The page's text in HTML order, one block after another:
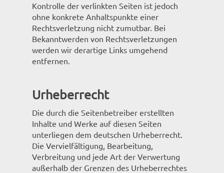
Kontrolle der verlinkten Seiten ist jedoch
ohne konkrete Anhaltspunkte einer
Rechtsverletzung nicht zumutbar. Bei
Bekanntwerden von Rechtsverletzungen
werden wir derartige Links umgehend
entfernen.
Urheberrecht
Die durch die Seitenbetreiber erstellten
Inhalte und Werke auf diesen Seiten
unterliegen dem deutschen Urheberrecht.
Die Vervielfältigung, Bearbeitung,
Verbreitung und jede Art der Verwertung
außerhalb der Grenzen des Urheberrechtes